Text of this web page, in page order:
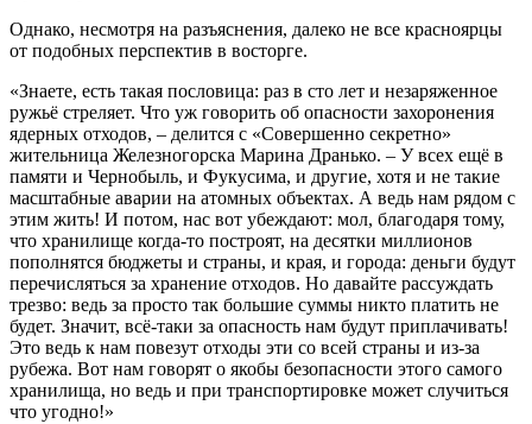
Однако, несмотря на разъяснения, далеко не все красноярцы
от подобных перспектив в восторге.
«Знаете, есть такая пословица: раз в сто лет и незаряженное
ружьё стреляет. Что уж говорить об опасности захоронения
ядерных отходов, – делится с «Совершенно секретно»
жительница Железногорска Марина Дранько. – У всех ещё в
памяти и Чернобыль, и Фукусима, и другие, хотя и не такие
масштабные аварии на атомных объектах. А ведь нам рядом с
этим жить! И потом, нас вот убеждают: мол, благодаря тому,
что хранилище когда-то построят, на десятки миллионов
пополнятся бюджеты и страны, и края, и города: деньги будут
перечисляться за хранение отходов. Но давайте рассуждать
трезво: ведь за просто так большие суммы никто платить не
будет. Значит, всё-таки за опасность нам будут приплачивать!
Это ведь к нам повезут отходы эти со всей страны и из-за
рубежа. Вот нам говорят о якобы безопасности этого самого
хранилища, но ведь и при транспортировке может случиться
что угодно!»